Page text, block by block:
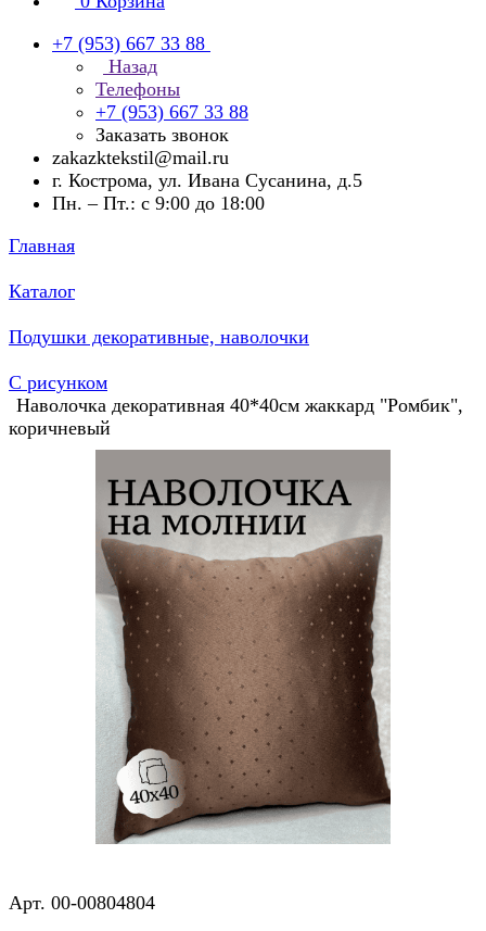
+7 (953) 667 33 88
Назад
Телефоны
+7 (953) 667 33 88
Заказать звонок
zakazktekstil@mail.ru
г. Кострома, ул. Ивана Сусанина, д.5
Пн. – Пт.: с 9:00 до 18:00
Главная
Каталог
Подушки декоративные, наволочки
С рисунком
Наволочка декоративная 40*40см жаккард "Ромбик",
коричневый
Арт. 00-00804804